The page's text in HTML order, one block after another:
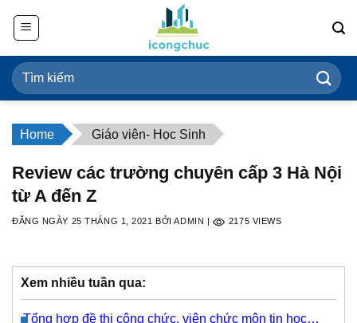
qua
dung
Home Giáo viên- Học Sinh
Review các trường chuyên cấp 3 Hà Nội
từ A đến Z
ĐĂNG NGÀY 25 THÁNG 1, 2021 BỞIADMIN 2175 VIEWS
Xem nhiều tuần qua:
Tổng hợp đề thi công chức, viên chức môn tin học